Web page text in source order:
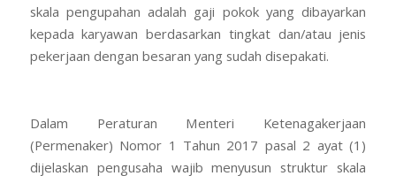
skala pengupahan adalah gaji pokok yang dibayarkan
kepada karyawan berdasarkan tingkat dan/atau jenis
pekerjaan dengan besaran yang sudah disepakati.
Dalam Peraturan Menteri Ketenagakerjaan
(Permenaker) Nomor 1 Tahun 2017 pasal 2 ayat (1)
dijelaskan pengusaha wajib menyusun struktur skala